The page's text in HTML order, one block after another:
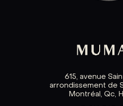
615, avenue
arrondissement de
Montréal, Qc,